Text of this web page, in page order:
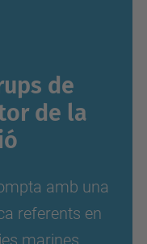
de
de la
amb una
referents en
marines,